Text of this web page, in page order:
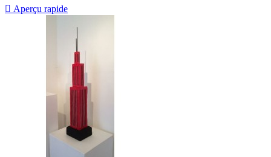
 Aperçu rapide